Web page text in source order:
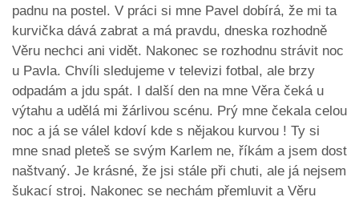
padnu na postel. V práci si mne Pavel dobírá, že mi ta
kurvička dává zabrat a má pravdu, dneska rozhodně
Věru nechci ani vidět. Nakonec se rozhodnu strávit noc
u Pavla. Chvíli sledujeme v televizi fotbal, ale brzy
odpadám a jdu spát. I další den na mne Věra čeká u
výtahu a udělá mi žárlivou scénu. Prý mne čekala celou
noc a já se válel kdoví kde s nějakou kurvou ! Ty si
mne snad pleteš se svým Karlem ne, říkám a jsem dost
naštvaný. Je krásné, že jsi stále při chuti, ale já nejsem
šukací stroj. Nakonec se nechám přemluvit a Věru